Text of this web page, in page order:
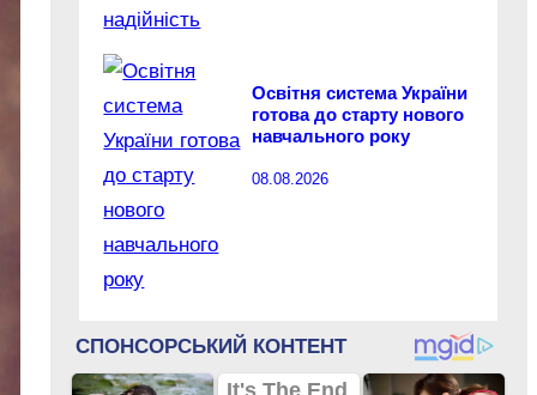
Освітня система України
готова до старту нового
навчального року
08.08.2026